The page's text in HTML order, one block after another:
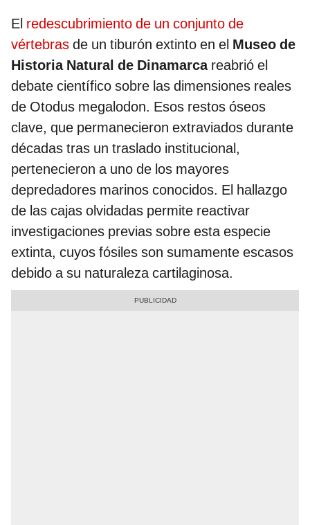
El redescubrimiento de un conjunto de
vértebras de un tiburón extinto en el Museo de
Historia Natural de Dinamarcareabrió el
debate científico sobre las dimensiones reales
de Otodus megalodon. Esos restos óseos
clave, que permanecieron extraviados durante
décadas tras un traslado institucional,
pertenecieron a uno de los mayores
depredadores marinos conocidos. El hallazgo
de las cajas olvidadas permite reactivar
investigaciones previas sobre esta especie
extinta, cuyos fósiles son sumamente escasos
debido a su naturaleza cartilaginosa.